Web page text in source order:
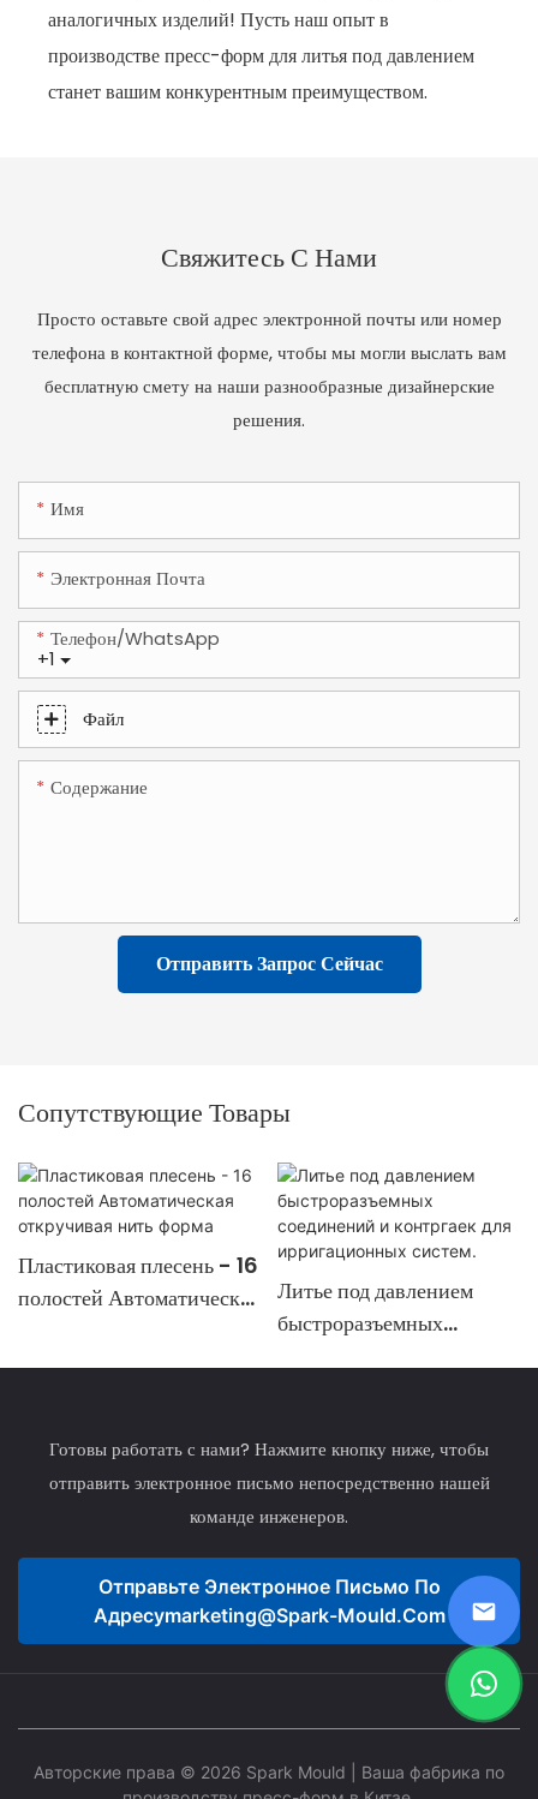
аналогичных изделий! Пусть наш опыт в
производстве пресс-форм для литья под давлением
станет вашим конкурентным преимуществом.
Свяжитесь С Нами
Просто оставьте свой адрес электронной почты или номер
телефона в контактной форме, чтобы мы могли выслать вам
бесплатную смету на наши разнообразные дизайнерские
решения.
Имя
Электронная Почта
+1
Телефон/WhatsApp
Файл
Содержание
Отправить Запрос Сейчас
Сопутствующие Товары
Пластиковая плесень - 16
полостей Автоматическая
Литье под давлением
быстроразъемных
Готовы работать с нами? Нажмите кнопку ниже, чтобы
отправить электронное письмо непосредственно нашей
команде инженеров.
Отправьте Электронное Письмо По
АдресуMarketing@spark-Mould.com
Авторские права © 2026 Spark Mould | Ваша фабрика по